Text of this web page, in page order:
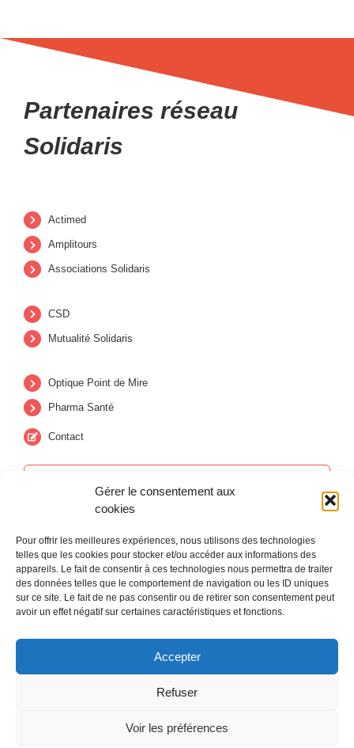
Gérer le consentement aux
cookies
Pour offrir les meilleures expériences, nous utilisons des technologies
telles que les cookies pour stocker et/ou accéder aux informations des
appareils. Le fait de consentir à ces technologies nous permettra de traiter
des données telles que le comportement de navigation ou les ID uniques
sur ce site. Le fait de ne pas consentir ou de retirer son consentement peut
avoir un effet négatif sur certaines caractéristiques et fonctions.
Accepter
Refuser
Voir les préférences
Partenaires réseau
Solidaris
Actimed
Amplitours
Associations Solidaris
CSD
Mutualité Solidaris
Optique Point de Mire
Pharma Santé
Contact
Au coeur de la santé